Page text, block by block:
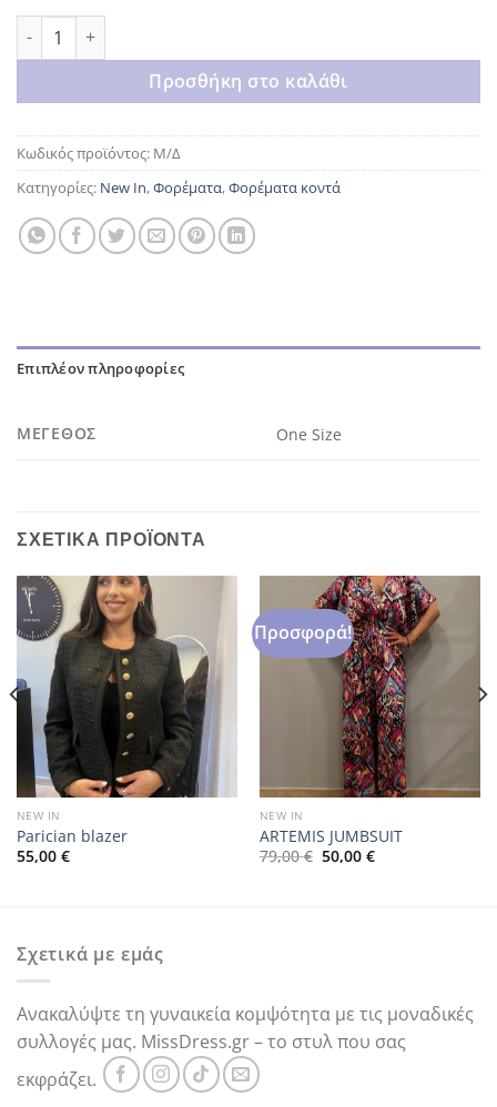
Dolce bordeux dress ποσότητα
Προσθήκη στο καλάθι
Κωδικός προϊόντος: Μ/Δ
Κατηγορίες: New In,Φορέματα,Φορέματα κοντά
Επιπλέον πληροφορίες
ΜΈΓΕΘΟΣ One Size
ΣΧΕΤΙΚΆ ΠΡΟΪΌΝΤΑ
NEW IN
Parician blazer
55,00 €
Προσφορά!
NEW IN
ARTEMIS JUMBSUIT
79,00€ Original
price
50,00 €Η
τρέχουσα
Σχετικά με εμάς
Ανακαλύψτε τη γυναικεία κομψότητα με τις μοναδικές
συλλογές μας. MissDress.gr – το στυλ που σας
εκφράζει.